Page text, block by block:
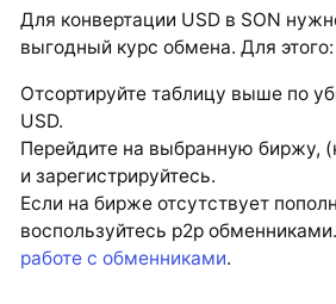
Для конвертации USD в SON
выгодный курс обмена. Для этого:
Отсортируйте таблицу выше по
USD.
Перейдите на выбранную биржу,
и зарегистрируйтесь.
Если на бирже отсутствует
воспользуйтесь p2p обменниками.
работе с обменниками.